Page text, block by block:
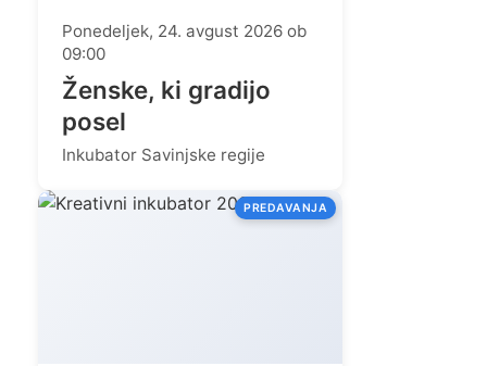
Ponedeljek, 24. avgust 2026 ob
09:00
Ženske, ki gradijo
posel
Inkubator Savinjske regije
PREDAVANJA